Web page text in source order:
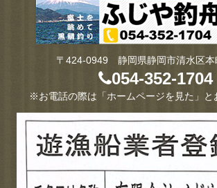
〒424-0949 静岡県静岡市清水区本
054-352-1704
※お電話の際は「ホームページを見た」と